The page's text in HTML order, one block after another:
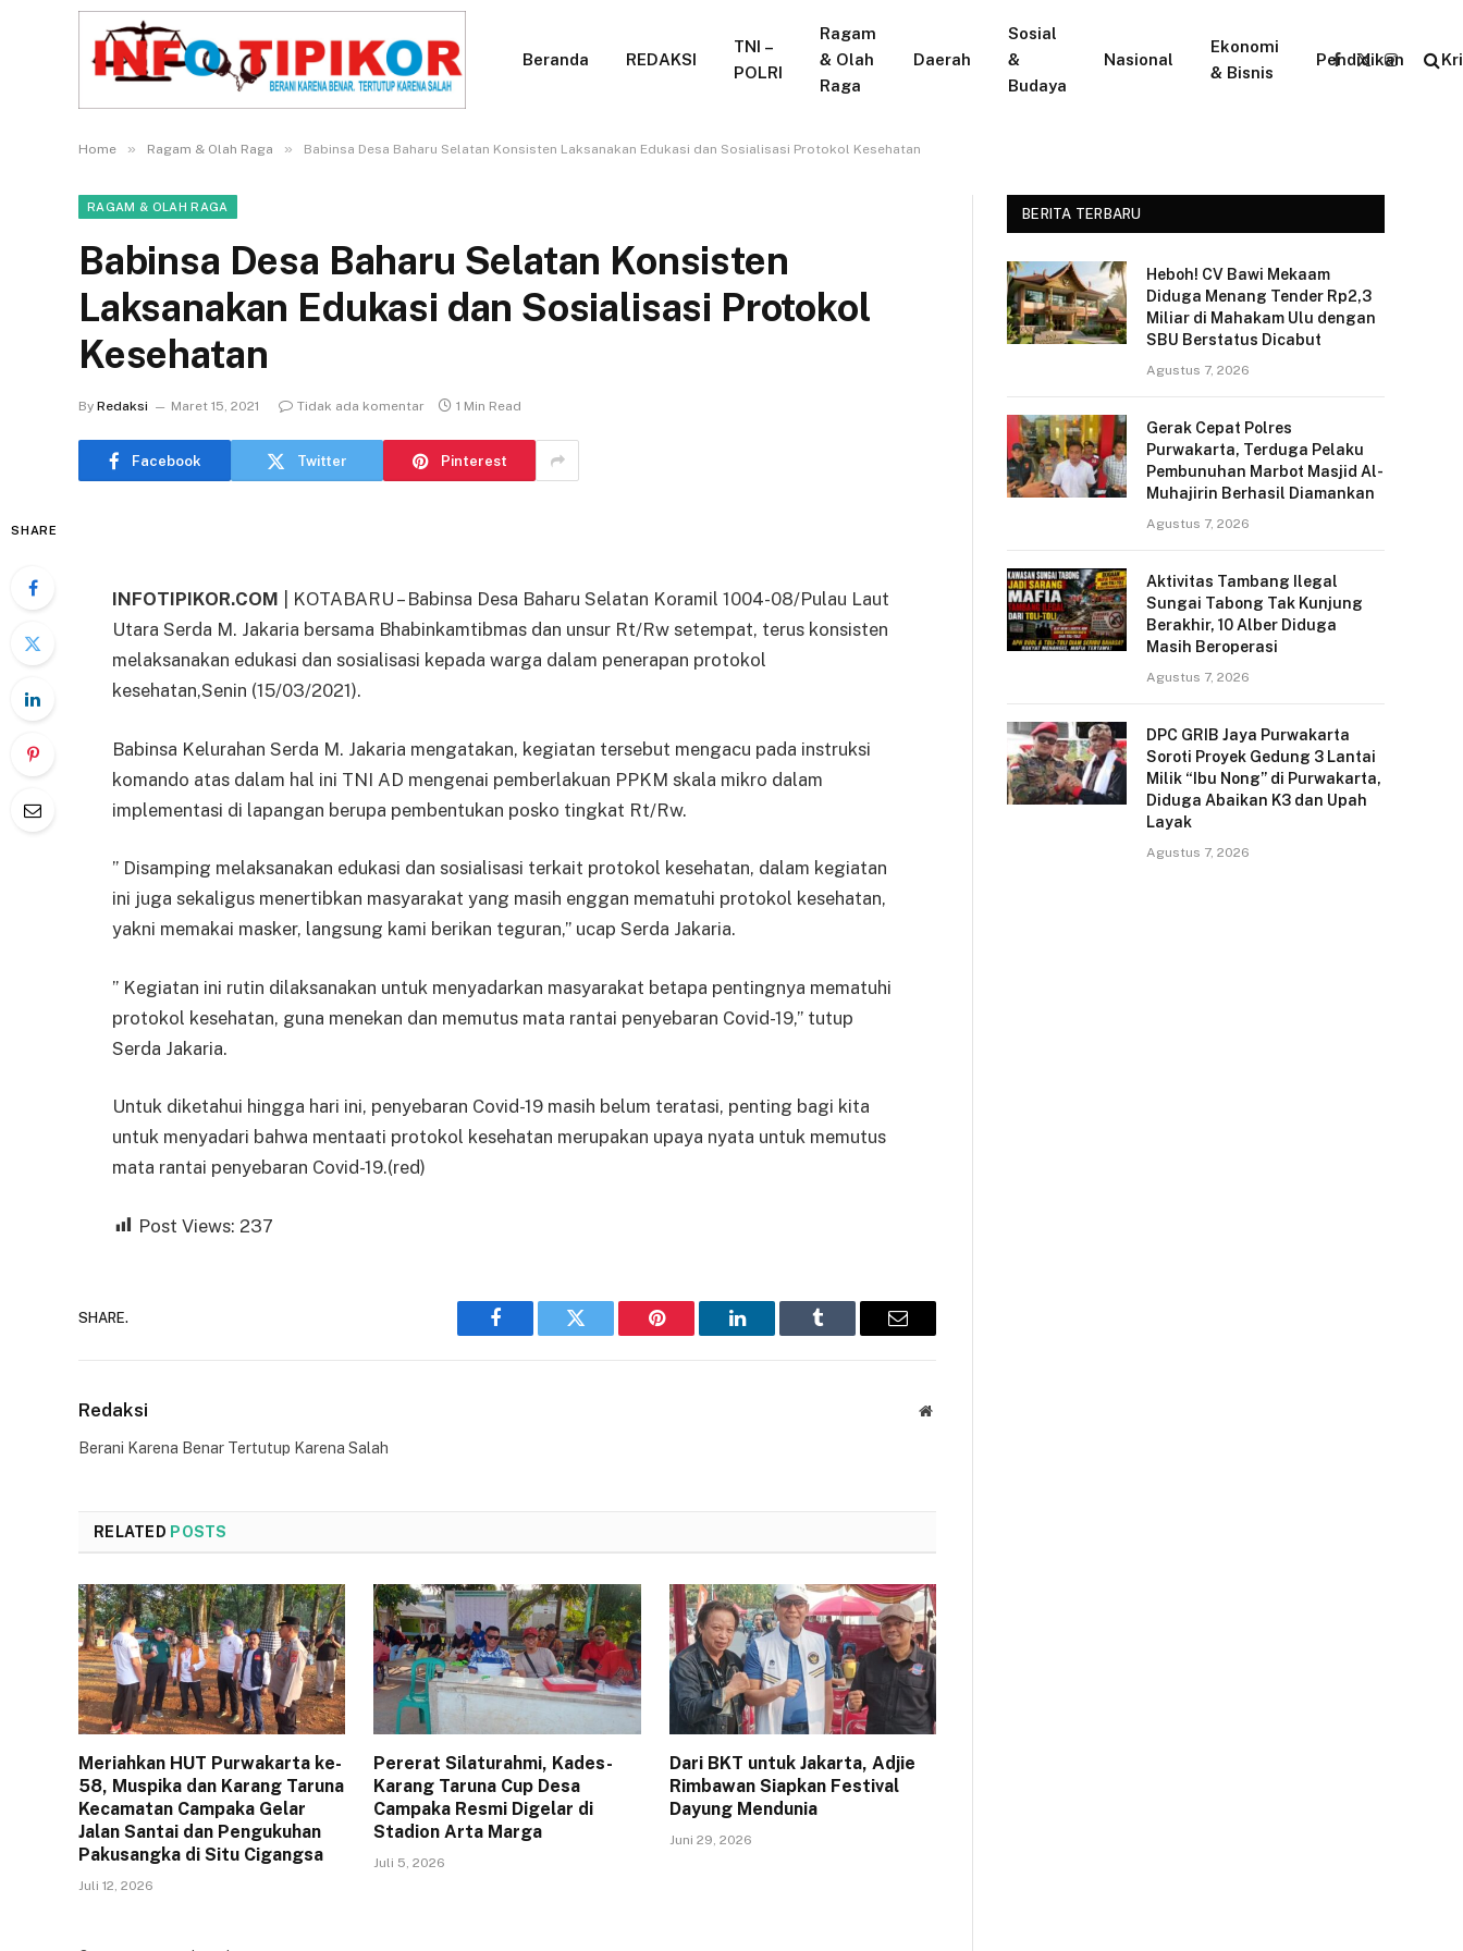
Beranda REDAKSI
TNI –
POLRI
Ragam
& Olah
Raga
Daerah
Sosial
&
Budaya
Nasional
Ekonomi
& Bisnis
Pendidikan
Facebook
X
Instagram
Home » Ragam & Olah Raga » Babinsa Desa Baharu Selatan Konsisten Laksanakan Edukasi dan Sosialisasi Protokol Kesehatan
RAGAM & OLAH RAGA
Babinsa Desa Baharu Selatan Konsisten
Laksanakan Edukasi dan Sosialisasi Protokol
Kesehatan
By Redaksi Maret 15, 2021 Tidak ada komentar 1 Min Read
Facebook Twitter Pinterest
SHARE
INFOTIPIKOR.COM
| KOTABARU – Babinsa Desa Baharu Selatan Koramil 1004-08/Pulau Laut
Utara Serda M. Jakaria bersama Bhabinkamtibmas dan unsur Rt/Rw setempat, terus konsisten
melaksanakan edukasi dan sosialisasi kepada warga dalam penerapan protokol
kesehatan,Senin (15/03/2021).
Babinsa Kelurahan Serda M. Jakaria mengatakan, kegiatan tersebut mengacu pada instruksi
komando atas dalam hal ini TNI AD mengenai pemberlakuan PPKM skala mikro dalam
implementasi di lapangan berupa pembentukan posko tingkat Rt/Rw.
” Disamping melaksanakan edukasi dan sosialisasi terkait protokol kesehatan, dalam kegiatan
ini juga sekaligus menertibkan masyarakat yang masih enggan mematuhi protokol kesehatan,
yakni memakai masker, langsung kami berikan teguran,” ucap Serda Jakaria.
” Kegiatan ini rutin dilaksanakan untuk menyadarkan masyarakat betapa pentingnya mematuhi
protokol kesehatan, guna menekan dan memutus mata rantai penyebaran Covid-19,” tutup
Serda Jakaria.
Untuk diketahui hingga hari ini, penyebaran Covid-19 masih belum teratasi, penting bagi kita
untuk menyadari bahwa mentaati protokol kesehatan merupakan upaya nyata untuk memutus
mata rantai penyebaran Covid-19.(red)
Post Views: 237
SHARE.
Facebook Twitter Pinterest LinkedIn Tumblr Email
Redaksi Website
Berani Karena Benar Tertutup Karena Salah
RELATED POSTS
Meriahkan HUT Purwakarta ke-
58, Muspika dan Karang Taruna
Kecamatan Campaka Gelar
Jalan Santai dan Pengukuhan
Pakusangka di Situ Cigangsa
Juli 12, 2026
Pererat Silaturahmi, Kades-
Karang Taruna Cup Desa
Campaka Resmi Digelar di
Stadion Arta Marga
Juli 5, 2026
Dari BKT untuk Jakarta, Adjie
Rimbawan Siapkan Festival
Dayung Mendunia
Juni 29, 2026
BERITA TERBARU
Heboh! CV Bawi Mekaam
Diduga Menang Tender Rp2,3
Miliar di Mahakam Ulu dengan
SBU Berstatus Dicabut
Agustus 7, 2026
Gerak Cepat Polres
Purwakarta, Terduga Pelaku
Pembunuhan Marbot Masjid Al-
Muhajirin Berhasil Diamankan
Agustus 7, 2026
Aktivitas Tambang Ilegal
Sungai Tabong Tak Kunjung
Berakhir, 10 Alber Diduga
Masih Beroperasi
Agustus 7, 2026
DPC GRIB Jaya Purwakarta
Soroti Proyek Gedung 3 Lantai
Milik “Ibu Nong” di Purwakarta,
Diduga Abaikan K3 dan Upah
Layak
Agustus 7, 2026